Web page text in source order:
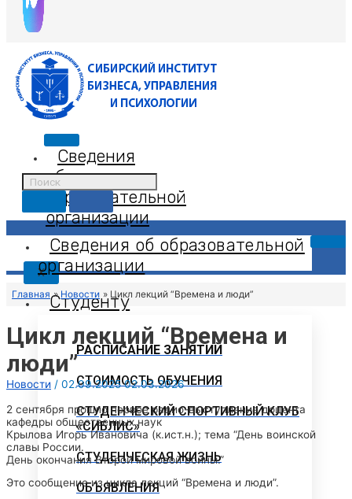
Сведения
об
образовательной
организации
X
Сведения об образовательной
организации
Студенту
РАСПИСАНИЕ ЗАНЯТИЙ
СТОИМОСТЬ ОБУЧЕНИЯ
СТУДЕНЧЕСКИЙ СПОРТИВНЫЙ КЛУБ
«СИБЛИС»
СТУДЕНЧЕСКАЯ ЖИЗНЬ
ОБЪЯВЛЕНИЯ
Главная Новости Цикл лекций “Времена и люди”
Цикл лекций “Времена и
люди”
Новости / 02.09.202502.03.2026
2 сентября прошло первое радио-выступление доцента
кафедры общественных наук
Крылова Игорь Ивановича (к.ист.н.); тема “День воинской
славы России.
День окончания Второй мировой войны.”
Это сообщение из цикла лекций “Времена и люди”.